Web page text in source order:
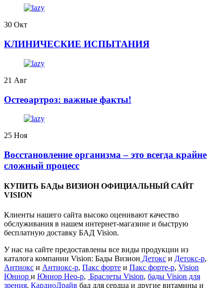
30 Окт
КЛИНИЧЕСКИЕ ИСПЫТАНИЯ
21 Авг
️Остеоартроз: важные факты!
25 Ноя
Восстановление организма – это всегда крайне
сложный процесс
КУПИТЬ БАДы ВИЗИОН ОФИЦИАЛЬНЫЙ САЙТ
VISION
Клиенты нашего сайта высоко оценивают качество
обслуживания в нашем интернет-магазине и быструю
бесплатную доставку БАД Vision.
У нас на сайте предоставлены все виды продукции из
каталога компании Vision: Бады Визион Детокс и Детокс-р,
Антиокс и Антиокс-р, Пакс форте и Пакс форте-р, Vision
Юниор и Юниор Нео-р, Браслеты Vision, бады Vision для
зрения, КардиоДрайв бад для сердца и другие витамины и